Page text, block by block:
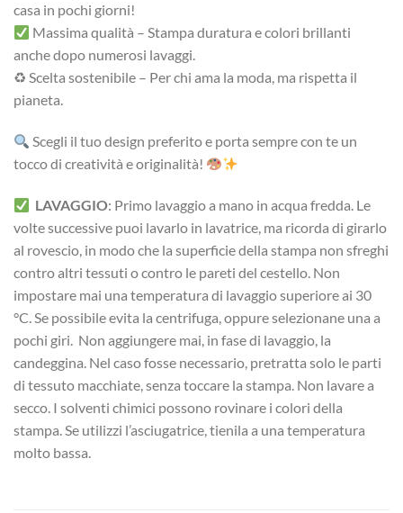
casa in pochi giorni!
Massima qualità – Stampa duratura e colori brillanti
anche dopo numerosi lavaggi.
♻ Scelta sostenibile – Per chi ama la moda, ma rispetta il
pianeta.
Scegli il tuo design preferito e porta sempre con te un
tocco di creatività e originalità!
LAVAGGIO: Primo lavaggio a mano in acqua fredda. Le
volte successive puoi lavarlo in lavatrice, ma ricorda di girarlo
al rovescio, in modo che la superficie della stampa non sfreghi
contro altri tessuti o contro le pareti del cestello. Non
impostare mai una temperatura di lavaggio superiore ai 30
°C. Se possibile evita la centrifuga, oppure selezionane una a
pochi giri. Non aggiungere mai, in fase di lavaggio, la
candeggina. Nel caso fosse necessario, pretratta solo le parti
di tessuto macchiate, senza toccare la stampa. Non lavare a
secco. I solventi chimici possono rovinare i colori della
stampa. Se utilizzi l’asciugatrice, tienila a una temperatura
molto bassa.